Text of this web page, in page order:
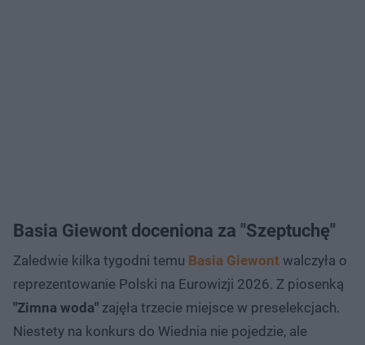
Basia Giewont doceniona za "Szeptuchę"
Zaledwie kilka tygodni temu Basia Giewont walczyła o
reprezentowanie Polski na Eurowizji 2026. Z piosenką
"Zimna woda" zajęła trzecie miejsce w preselekcjach.
Niestety na konkurs do Wiednia nie pojedzie, ale